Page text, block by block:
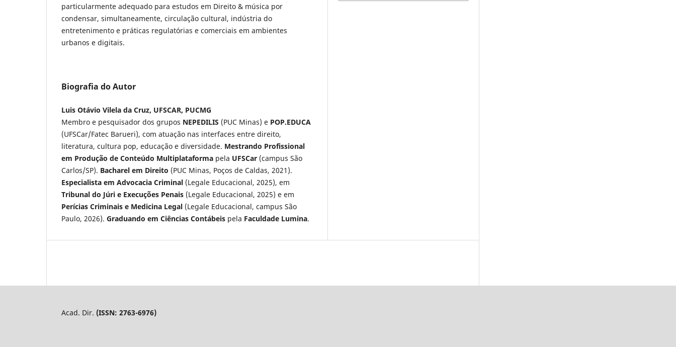
particularmente adequado para estudos em Direito & música por
condensar, simultaneamente, circulação cultural, indústria do
entretenimento e práticas regulatórias e comerciais em ambientes
urbanos e digitais.
Biografia do Autor
Luis Otávio Vilela da Cruz, UFSCAR, PUCMG
Membro e pesquisador dos grupos NEPEDILIS (PUC Minas) e POP.EDUCA
(UFSCar/Fatec Barueri), com atuação nas interfaces entre direito,
literatura, cultura pop, educação e diversidade. Mestrando Profissional
em Produção de Conteúdo Multiplataforma pela UFSCar (campus São
Carlos/SP). Bacharel em Direito (PUC Minas, Poços de Caldas, 2021).
Especialista em Advocacia Criminal (Legale Educacional, 2025), em
Tribunal do Júri e Execuções Penais (Legale Educacional, 2025) e em
Perícias Criminais e Medicina Legal (Legale Educacional, campus São
Paulo, 2026). Graduando em Ciências Contábeis pela Faculdade Lumina.
Acad. Dir. (ISSN: 2763-6976)